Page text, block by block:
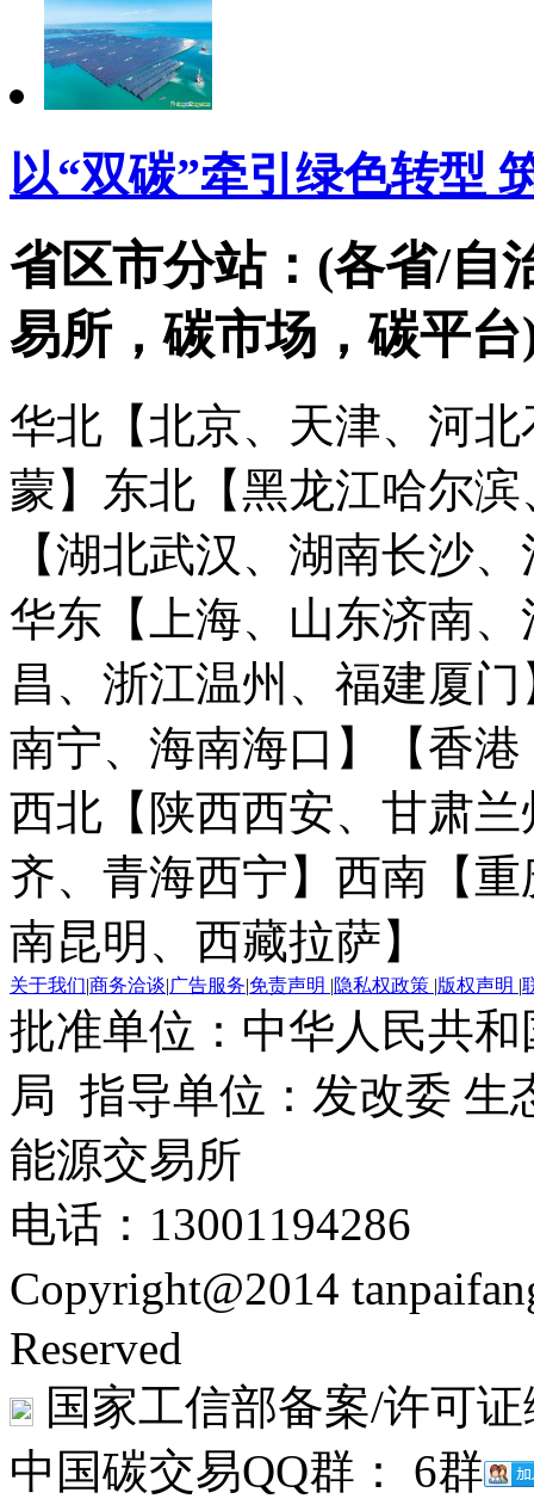
以“双碳”牵引绿色转型
省区市分站：(各省/自
易所，碳市场，碳平台
华北【北京、天津、河
蒙】 东北【黑龙江哈尔
【湖北武汉、湖南长沙
华东【上海、山东济南
昌、浙江温州、福建厦门
南宁、海南海口】
【香
西北【陕西西安、甘肃
齐、青海西宁】 西南【
南昆明、西藏拉萨】
关于我们|商务洽谈|广告服务|免责声明 |隐私权政策 |版权声明 |
批准单位：中华人民共
局 指导单位：发改委 生
能源交易所
电话：13001194286
Copyright@2014
Reserved
国家工信部备案/许可
中国碳交易QQ群： 6群